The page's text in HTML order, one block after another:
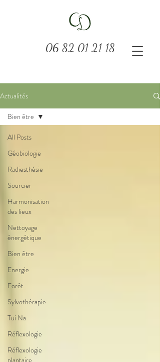
06 82 01 21 18
Actualités
All Posts
Géobiologie
Radiesthésie
Sourcier
Harmonisation
des lieux
Nettoyage
énergétique
Bien être
Energie
Forêt
Sylvothérapie
Tui Na
Réflexologie
Réflexologie
plantaire
Bien être